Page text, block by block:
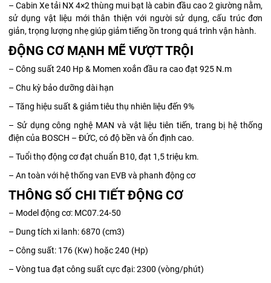
– Cabin Xe tải NX 4×2 thùng mui bạt là cabin đầu cao 2 giường nằm,
sử dụng vật liệu mới thân thiện với người sử dụng, cấu trúc đơn
giản, trọng lượng nhẹ giúp giảm tiếng ồn trong quá trình vận hành.
ĐỘNG CƠ MẠNH MẼ VƯỢT TRỘI
– Công suất 240 Hp & Momen xoắn đầu ra cao đạt 925 N.m
– Chu kỳ bảo dưỡng dài hạn
– Tăng hiệu suất & giảm tiêu thụ nhiên liệu đến 9%
– Sử dụng công nghệ MAN và vật liệu tiên tiến, trang bị hệ thống
điện của BOSCH – ĐỨC, có độ bền và ổn định cao.
– Tuổi thọ động cơ đạt chuẩn B10, đạt 1,5 triệu km.
– An toàn với hệ thống van EVB và phanh động cơ
THÔNG SỐ CHI TIẾT ĐỘNG CƠ
– Model động cơ: MC07.24-50
– Dung tích xi lanh: 6870 (cm3)
– Công suất: 176 (Kw) hoặc 240 (Hp)
– Vòng tua đạt công suất cực đại: 2300 (vòng/phút)